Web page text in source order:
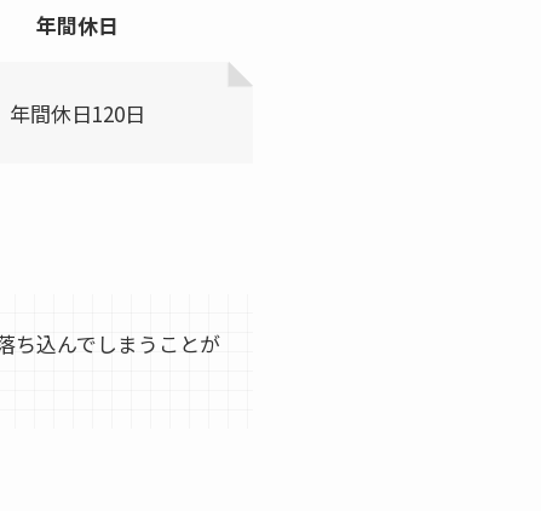
年間休日
年間休日120日
ち込んでしまうことが